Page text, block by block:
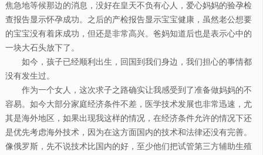
焦急地等候那边的消息，没好在皇天不负有心人，爱心妈妈的验孕检
查报告显示怀孕成功。之后的产检报告显示宝宝健康，虽然老公想要
的宝宝没有着床成功，但还是非常高兴。爸妈知道后也是表示心中的
一块大石头放下了。
如今，孩子已经顺利出生，回国到我们身边，我们担心的事情都
没有发生过。
作为一个女人，这次求子之路确实让我感受到了准备做妈妈的不
容易。如今大部分家庭经济条件不差，医学技术发展也非常迅速，尤
其是海外地区，如果出现我这样的情况，在经济条件允许的情况下还
是优先考虑海外技术，因为在这方面国内的技术和法律还没有完善。
像俄罗斯，先不说技术比国内的好，至少他们把试管第三方辅助生殖